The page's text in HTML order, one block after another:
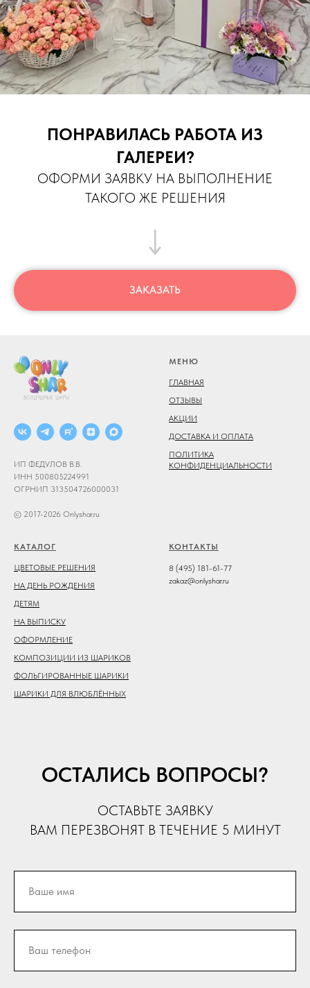
ПОНРАВИЛАСЬ РАБОТА ИЗ
ГАЛЕРЕИ?
ОФОРМИ ЗАЯВКУ НА ВЫПОЛНЕНИЕ
ТАКОГО ЖЕ РЕШЕНИЯ
ЗАКАЗАТЬ
ИП ФЕДУЛОВ В.В.
ИНН 500805224991
ОГРНИП 313504726000031
© 2017-2026 Onlyshar.ru
МЕНЮ
ГЛАВНАЯ
ОТЗЫВЫ
АКЦИИ
ДОСТАВКА И ОПЛАТА
ПОЛИТИКА
КОНФИДЕНЦИАЛЬНОСТИ
КАТАЛОГ
ЦВЕТОВЫЕ РЕШЕНИЯ
НА ДЕНЬ РОЖДЕНИЯ
ДЕТЯМ
НА ВЫПИСКУ
ОФОРМЛЕНИЕ
КОМПОЗИЦИИ ИЗ ШАРИКОВ
ФОЛЬГИРОВАННЫЕ ШАРИКИ
ШАРИКИ ДЛЯ ВЛЮБЛЁННЫХ
КОНТАКТЫ
8 (495) 181-61-77
zakaz@onlyshar.ru
ОСТАЛИСЬ ВОПРОСЫ?
ОСТАВЬТЕ ЗАЯВКУ
ВАМ ПЕРЕЗВОНЯТ В ТЕЧЕНИЕ 5 МИНУТ